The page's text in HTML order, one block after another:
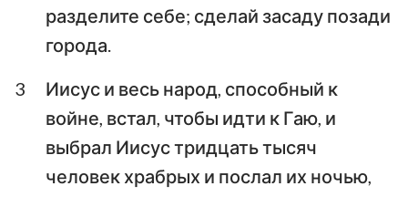
Авдия Иона
Михей
Аввакум Софония
Аггей Захария
Малахия
разделите себе; сделай засаду позади
города.
3
Иисус и весь народ, способный к
войне, встал, чтобы идти к Гаю, и
выбрал Иисус тридцать тысяч
человек храбрых и послал их ночью,